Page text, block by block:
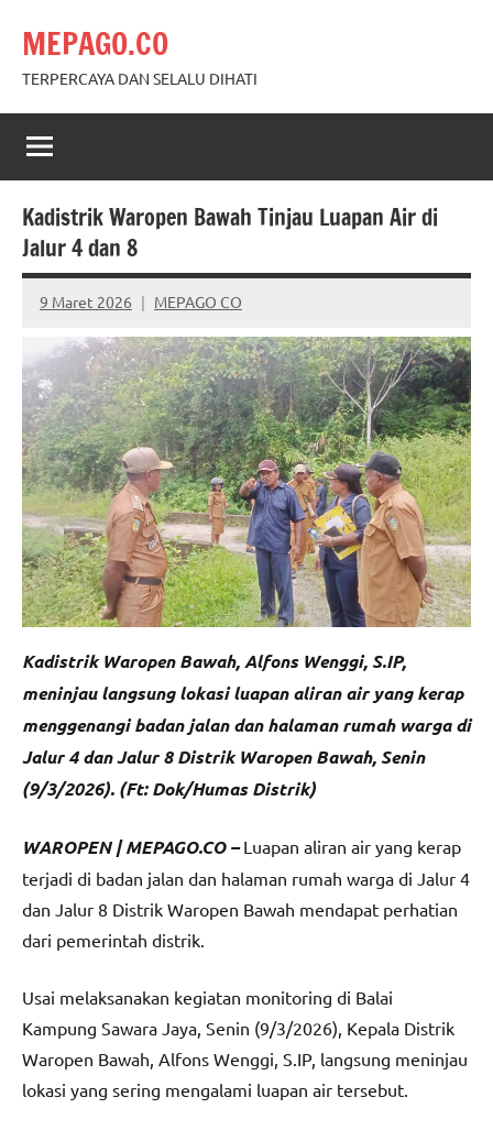
content
MEPAGO.CO
TERPERCAYA DAN SELALU DIHATI
Kadistrik Waropen Bawah Tinjau Luapan Air di
Jalur 4 dan 8
9 Maret 2026 MEPAGO CO
No
comments
Kadistrik Waropen Bawah, Alfons Wenggi, S.IP,
meninjau langsung lokasi luapan aliran air yang kerap
menggenangi badan jalan dan halaman rumah warga di
Jalur 4 dan Jalur 8 Distrik Waropen Bawah, Senin
(9/3/2026). (Ft: Dok/Humas Distrik)
WAROPEN | MEPAGO.CO – Luapan aliran air yang kerap
terjadi di badan jalan dan halaman rumah warga di Jalur 4
dan Jalur 8 Distrik Waropen Bawah mendapat perhatian
dari pemerintah distrik.
Usai melaksanakan kegiatan monitoring di Balai
Kampung Sawara Jaya, Senin (9/3/2026), Kepala Distrik
Waropen Bawah, Alfons Wenggi, S.IP, langsung meninjau
lokasi yang sering mengalami luapan air tersebut.